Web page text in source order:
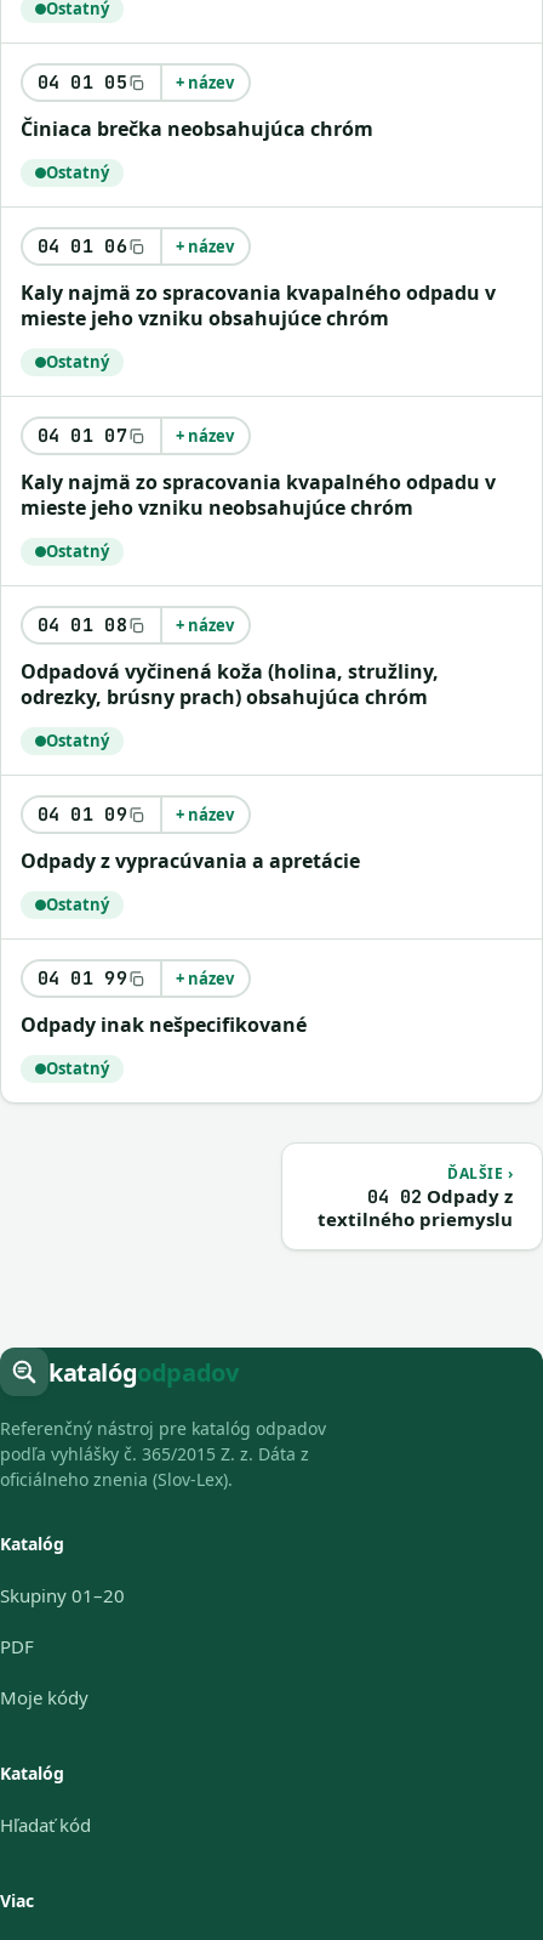
Ostatný
04 01 05 + název
činiaca brečka neobsahujúca chróm
Ostatný
04 01 06 + název
kaly najmä zo spracovania kvapalného odpadu v
mieste jeho vzniku obsahujúce chróm
Ostatný
04 01 07 + název
kaly najmä zo spracovania kvapalného odpadu v
mieste jeho vzniku neobsahujúce chróm
Ostatný
04 01 08 + název
odpadová vyčinená koža (holina, stružliny,
odrezky, brúsny prach) obsahujúca chróm
Ostatný
04 01 09 + název
odpady z vypracúvania a apretácie
Ostatný
04 01 99 + název
odpady inak nešpecifikované
Ostatný
ĎALŠIE ›
04 02 Odpady z
textilného priemyslu
katalógodpadov
Referenčný nástroj pre katalóg odpadov
podľa vyhlášky č. 365/2015 Z. z. Dáta z
oficiálneho znenia (Slov-Lex).
Katalóg
Skupiny 01–20
PDF
Moje kódy
Katalóg
Hľadať kód
Viac